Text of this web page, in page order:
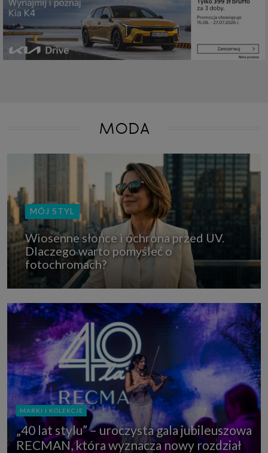
które przeglądarka wysyła do serwera przy każdorazowym wejściu na
stronę z tego urządzenia, podczas gdy odwiedzasz strony w Internecie.
Szczegółową informację na temat plików cookie i ich funkcjonowania
znajdziesz
pod tym linkiem
. Pod tym linkiem znajdziesz także informację
o tym jak zmienić ustawienia przeglądarki, aby ograniczyć lub wyłączyć
funkcjonowanie plików cookies itp. oraz jak usunąć takie pliki z Twojego
urządzenia.
chwili wycofać (cofnięcie zgody oczywiście nie uchyli zgodności z prawem
2. Masz również prawo żądania dostępu do Twoich danych osobowych, ich
sprostowania, usunięcia lub ograniczenia przetwarzania, prawo do
przeniesienia danych, wyrażenia sprzeciwu wobec przetwarzania danych
oraz prawo do wniesienia skargi do organu nadzorczego, którym w Polsce
jest Prezes Urzędu Ochrony Danych Osobowych.
Pod tym adresem
znajdziesz dodatkowe informacje dotyczące przetwarzania danych i
Twoich uprawnień.
MODA
MÓJ STYL
Wiosenne słońce i ochrona przed UV.
Dlaczego warto pomyśleć o
fotochromach?
MARKI I KOLEKCJE
„40 lat stylu” – uroczysta gala jubileuszowa
RECMAN, która wyznacza nowy rozdział